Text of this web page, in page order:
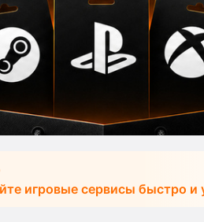
игровые сервисы быстро и